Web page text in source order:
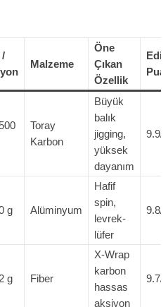
/
Malzeme
Öne
Çıkan
Özellik
Toray
Karbon
Büyük
balık
jigging,
yüksek
dayanım
9.9/
g Alüminyum
Hafif
spin,
levrek-
lüfer
9.8/
g Fiber
X-Wrap
karbon
hassas
aksiyon
9.7/